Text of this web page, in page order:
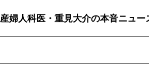
産婦人科医・重見大介の本音ニュー